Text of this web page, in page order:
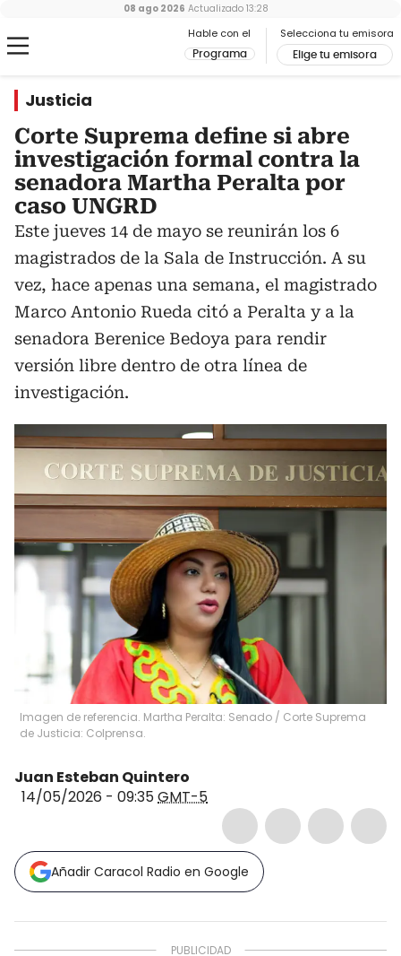
Hable con el
Programa
Selecciona tu emisora
Elige tu emisora
08 ago 2026 Actualizado 13:28
Justicia
Corte Suprema define si abre
investigación formal contra la
senadora Martha Peralta por
caso UNGRD
Este jueves 14 de mayo se reunirán los 6
magistrados de la Sala de Instrucción. A su
vez, hace apenas una semana, el magistrado
Marco Antonio Rueda citó a Peralta y a la
senadora Berenice Bedoya para rendir
versión libre dentro de otra línea de
investigación.
Imagen de referencia. Martha Peralta: Senado / Corte Suprema
de Justicia: Colprensa.
Juan Esteban Quintero
14/05/2026 - 09:35GMT-5
Añadir Caracol Radio en Google